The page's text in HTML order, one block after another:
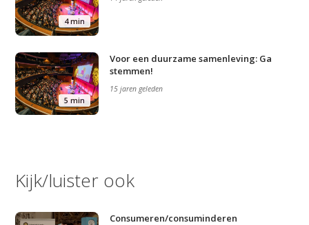
4 min
5 min
Voor een duurzame samenleving: Ga
stemmen!
15 jaren geleden
Kijk/luister ook
Consumeren/consuminderen